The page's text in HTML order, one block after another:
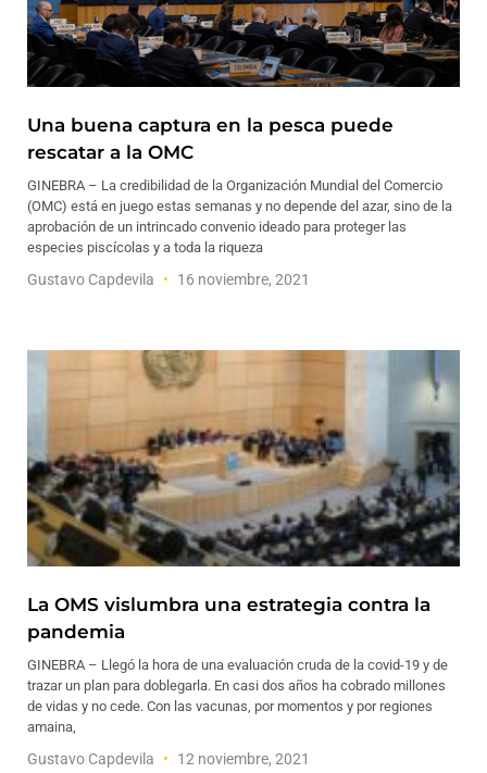
Una buena captura en la pesca puede
rescatar a la OMC
GINEBRA – La credibilidad de la Organización Mundial del Comercio
(OMC) está en juego estas semanas y no depende del azar, sino de la
aprobación de un intrincado convenio ideado para proteger las
especies piscícolas y a toda la riqueza
Gustavo Capdevila 16 noviembre, 2021
La OMS vislumbra una estrategia contra la
pandemia
GINEBRA – Llegó la hora de una evaluación cruda de la covid-19 y de
trazar un plan para doblegarla. En casi dos años ha cobrado millones
de vidas y no cede. Con las vacunas, por momentos y por regiones
amaina,
Gustavo Capdevila 12 noviembre, 2021